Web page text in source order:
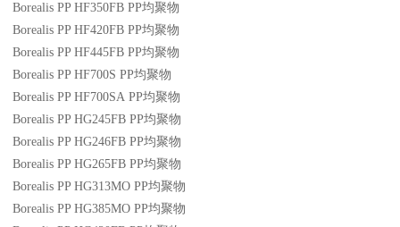
Borealis PP HF350FB PP均聚物
Borealis PP HF420FB PP均聚物
Borealis PP HF445FB PP均聚物
Borealis PP HF700S PP均聚物
Borealis PP HF700SA PP均聚物
Borealis PP HG245FB PP均聚物
Borealis PP HG246FB PP均聚物
Borealis PP HG265FB PP均聚物
Borealis PP HG313MO PP均聚物
Borealis PP HG385MO PP均聚物